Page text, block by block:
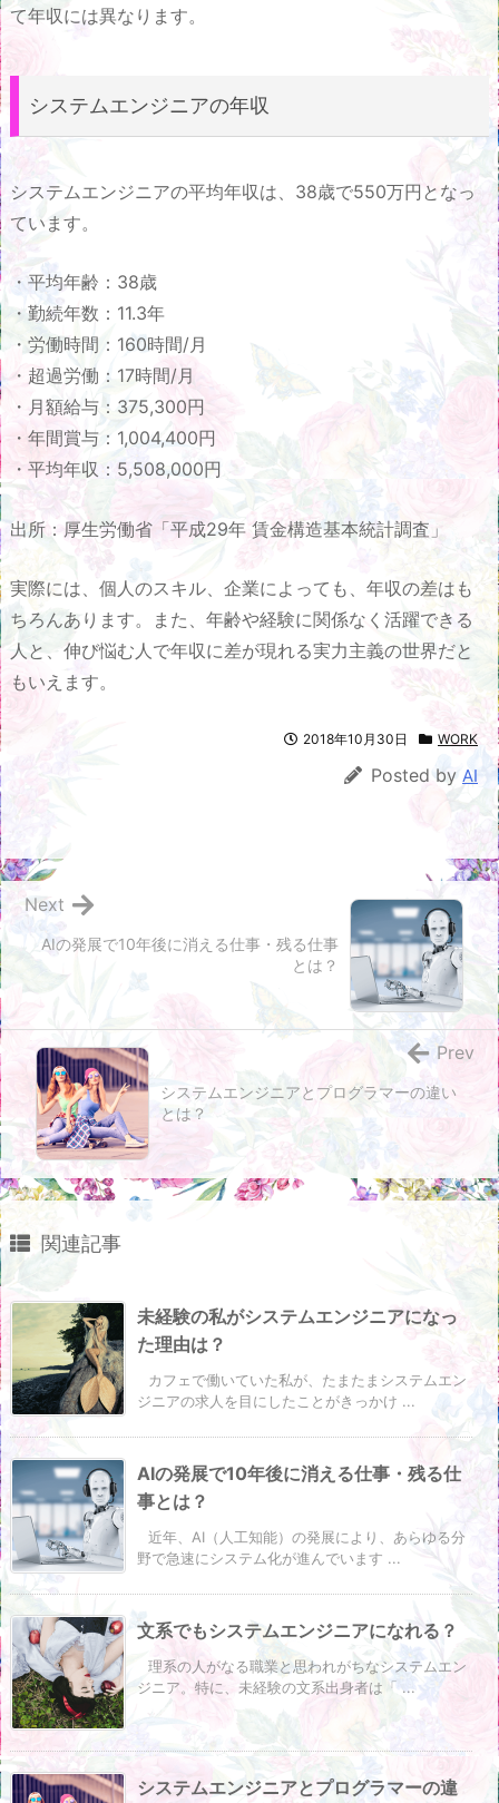
て年収には異なります。
システムエンジニアの年収
システムエンジニアの平均年収は、38歳で550万円となっ
ています。
・平均年齢：38歳
・勤続年数：11.3年
・労働時間：160時間/月
・超過労働：17時間/月
・月額給与：375,300円
・年間賞与：1,004,400円
・平均年収：5,508,000円
出所：厚生労働省「平成29年 賃金構造基本統計調査」
実際には、個人のスキル、企業によっても、年収の差はも
ちろんあります。また、年齢や経験に関係なく活躍できる
人と、伸び悩む人で年収に差が現れる実力主義の世界だと
もいえます。
2018年10月30日 WORK
Posted by AI
AIの発展で10年後に消える仕事・残る仕事
とは？
Next
システムエンジニアとプログラマーの違い
とは？
Prev
関連記事
未経験の私がシステムエンジニアになっ
た理由は？
カフェで働いていた私が、たまたまシステムエン
ジニアの求人を目にしたことがきっかけ ...
AIの発展で10年後に消える仕事・残る仕
事とは？
近年、AI（人工知能）の発展により、あらゆる分
野で急速にシステム化が進んでいます ...
文系でもシステムエンジニアになれる？
理系の人がなる職業と思われがちなシステムエン
ジニア。特に、未経験の文系出身者は「 ...
システムエンジニアとプログラマーの違